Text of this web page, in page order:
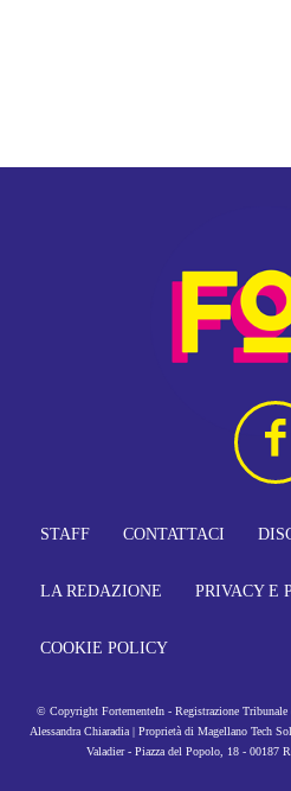
STAFF CONTATTACI
LA REDAZIONE PRIVACY E
COOKIE POLICY
© Copyright FortementeIn - Registrazione
Alessandra Chiaradia | Proprietà di Magellano Tech
Valadier - Piazza del Popolo, 18 - 00187